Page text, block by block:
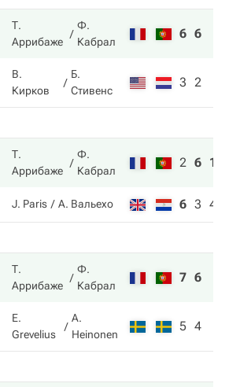
Т.
Аррибаже
Ф.
Кабрал
6 6
В.
Кирков
Б.
Стивенс
3 2
Т.
Аррибаже
Ф.
Кабрал
2 6 10
J. Paris А. Вальехо 6 3 4
Т.
Аррибаже
Ф.
Кабрал
7 6
E.
Grevelius
A.
Heinonen
5 4